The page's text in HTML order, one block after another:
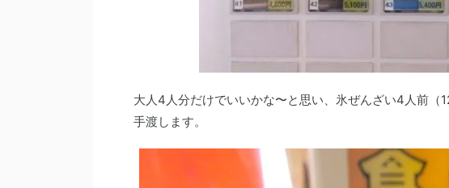
大人4人分だけでいいかな〜と思い、氷ぜんざい4人前（
手渡します。